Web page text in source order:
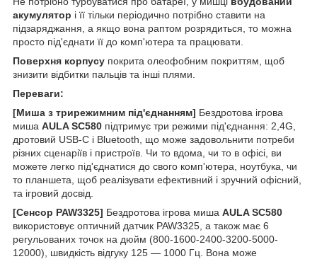
акумулятор і її тільки періодично потрібно ставити на
підзаряджання, а якщо вона раптом розрядиться, то можна
просто під'єднати її до комп'ютера та працювати.
Поверхня корпусу покрита олеофобним покриттям, щоб
знизити відбитки пальців та інші плями.
Переваги:
[Миша з трирежимним під'єднанням] Бездротова ігрова
миша AULA SC580 підтримує три режими під'єднання: 2,4G,
дротовий USB-C і Bluetooth, що може задовольнити потреби
різних сценаріїв і пристроїв. Чи то вдома, чи то в офісі, ви
можете легко під'єднатися до свого комп'ютера, ноутбука, чи
то планшета, щоб реалізувати ефективний і зручний офісний,
та ігровий досвід.
[Сенсор PAW3325] Бездротова ігрова миша AULA SC580
використовує оптичний датчик PAW3325, а також має 6
регульованих точок на дюйм (800-1600-2400-3200-5000-
12000), швидкість відгуку 125 — 1000 Гц. Вона може